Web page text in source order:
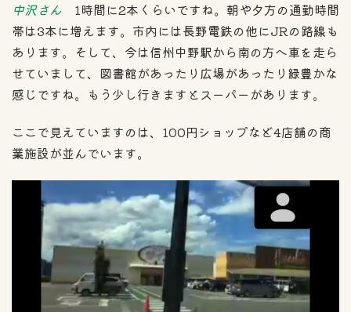
中沢さん 1時間に2本くらいですね。朝や夕方の通勤時間
帯は3本に増えます。市内には長野電鉄の他にJRの路線も
あります。そして、今は信州中野駅から南の方へ車を走ら
せていまして、図書館があったり広場があったり緑豊かな
感じですね。もう少し行きますとスーパーがあります。
ここで見えていますのは、100円ショップなど4店舗の商
業施設が並んでいます。